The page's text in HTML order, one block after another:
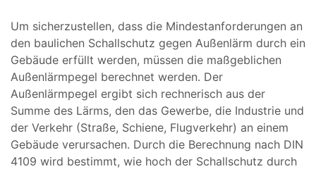
Um sicherzustellen, dass die Mindestanforderungen an
den baulichen Schallschutz gegen Außenlärm durch ein
Gebäude erfüllt werden, müssen die maßgeblichen
Außenlärmpegel berechnet werden. Der
Außenlärmpegel ergibt sich rechnerisch aus der
Summe des Lärms, den das Gewerbe, die Industrie und
der Verkehr (Straße, Schiene, Flugverkehr) an einem
Gebäude verursachen. Durch die Berechnung nach DIN
4109 wird bestimmt, wie hoch der Schallschutz durch